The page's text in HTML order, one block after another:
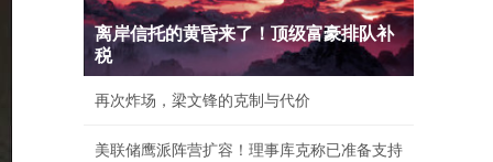
离岸信托的黄昏来了！顶级富豪排队补
税
再次炸场，梁文锋的克制与代价
美联储鹰派阵营扩容！理事库克称已准备支持